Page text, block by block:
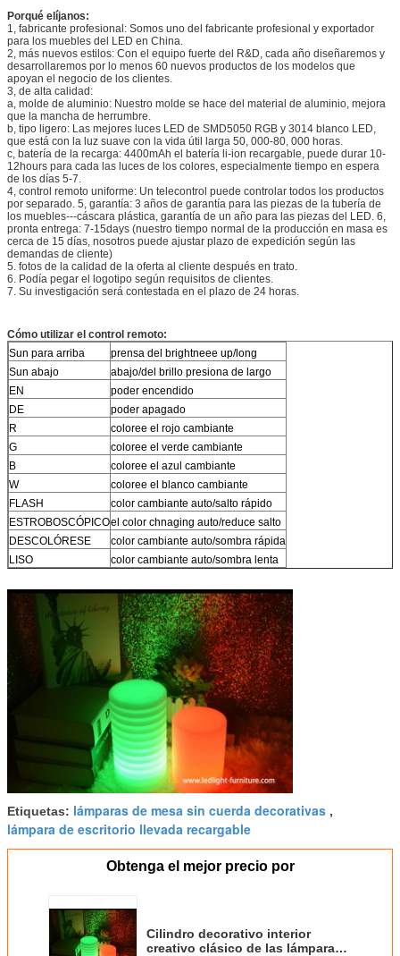
Porqué elíjanos:
1, fabricante profesional: Somos uno del fabricante profesional y exportador
para los muebles del LED en China.
2, más nuevos estilos: Con el equipo fuerte del R&D, cada año diseñaremos y
desarrollaremos por lo menos 60 nuevos productos de los modelos que
apoyan el negocio de los clientes.
3, de alta calidad:
a, molde de aluminio: Nuestro molde se hace del material de aluminio, mejora
que la mancha de herrumbre.
b, tipo ligero: Las mejores luces LED de SMD5050 RGB y 3014 blanco LED,
que está con la luz suave con la vida útil larga 50, 000-80, 000 horas.
c, batería de la recarga: 4400mAh el batería li-ion recargable, puede durar 10-
12hours para cada las luces de los colores, especialmente tiempo en espera
de los días 5-7.
4, control remoto uniforme: Un telecontrol puede controlar todos los productos
por separado. 5, garantía: 3 años de garantía para las piezas de la tubería de
los muebles---cáscara plástica, garantía de un año para las piezas del LED. 6,
pronta entrega: 7-15days (nuestro tiempo normal de la producción en masa es
cerca de 15 días, nosotros puede ajustar plazo de expedición según las
demandas de cliente)
5. fotos de la calidad de la oferta al cliente después en trato.
6. Podía pegar el logotipo según requisitos de clientes.
7. Su investigación será contestada en el plazo de 24 horas.
Cómo utilizar el control remoto:
Sun para arriba
prensa del brightneee up/long
Sun abajo
abajo/del brillo presiona de largo
EN
poder encendido
DE
poder apagado
R
coloree el rojo cambiante
G
coloree el verde cambiante
B
coloree el azul cambiante
W
coloree el blanco cambiante
FLASH
color cambiante auto/salto rápido
ESTROBOSCÓPICOel color chnaging auto/reduce salto
DESCOLÓRESE
color cambiante auto/sombra rápida
LISO
color cambiante auto/sombra lenta
Etiquetas: lámparas de mesa sin cuerda decorativas ,
lámpara de escritorio llevada recargable
Obtenga el mejor precio por
Cilindro decorativo interior
creativo clásico de las lámparas